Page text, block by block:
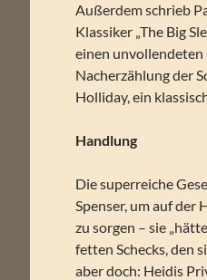
Außerdem schrieb
Klassiker „The Big
einen unvollendeten
Nacherzählung der
Holliday, ein
Handlung
Die superreiche
Spenser, um auf der
zu sorgen – sie
fetten Schecks, den
aber doch: Heidis